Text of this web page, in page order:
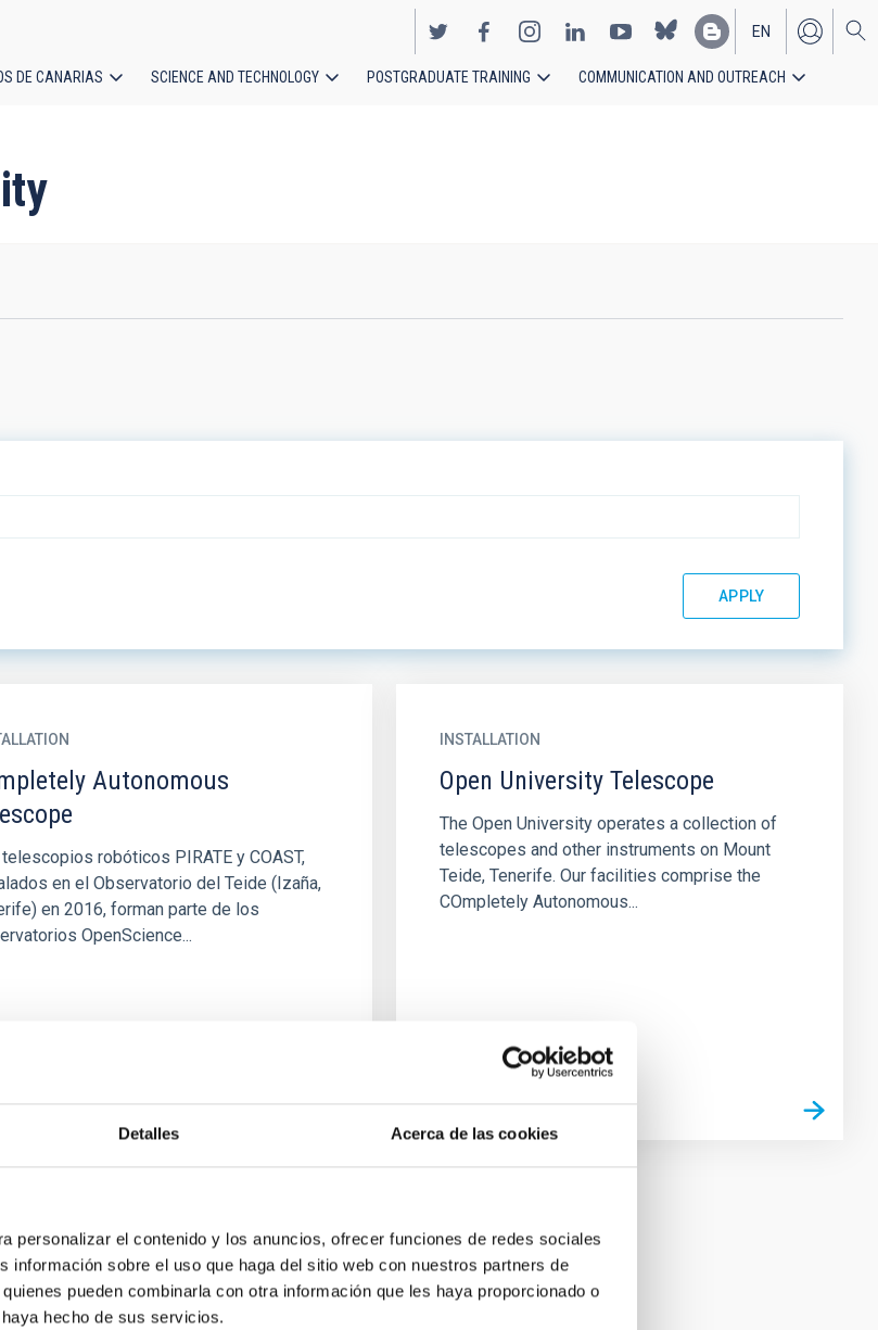
Detalles Acerca de las cookies
personalizar el contenido y los anuncios, ofrecer funciones de redes sociales
información sobre el uso que haga del sitio web con nuestros partners de
pueden combinarla con otra información que les haya proporcionado o
hecho de sus servicios.
EN
ES
DE CANARIAS SCIENCE AND TECHNOLOGY POSTGRADUATE TRAINING COMMUNICATION AND OUTREACH
Autonomous
robóticos PIRATE y COAST,
en el Observatorio del Teide (Izaña,
en 2016, forman parte de los
OpenScience...
INSTALLATION
Open University Telescope
The Open University operates a collection of
telescopes and other instruments on Mount
Teide, Tenerife. Our facilities comprise the
COmpletely Autonomous...